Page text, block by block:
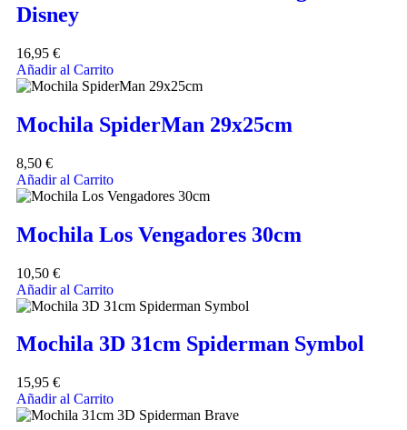
Disney
16,95 €
Añadir al Carrito
Mochila SpiderMan 29x25cm
8,50 €
Añadir al Carrito
Mochila Los Vengadores 30cm
10,50 €
Añadir al Carrito
Mochila 3D 31cm Spiderman Symbol
15,95 €
Añadir al Carrito